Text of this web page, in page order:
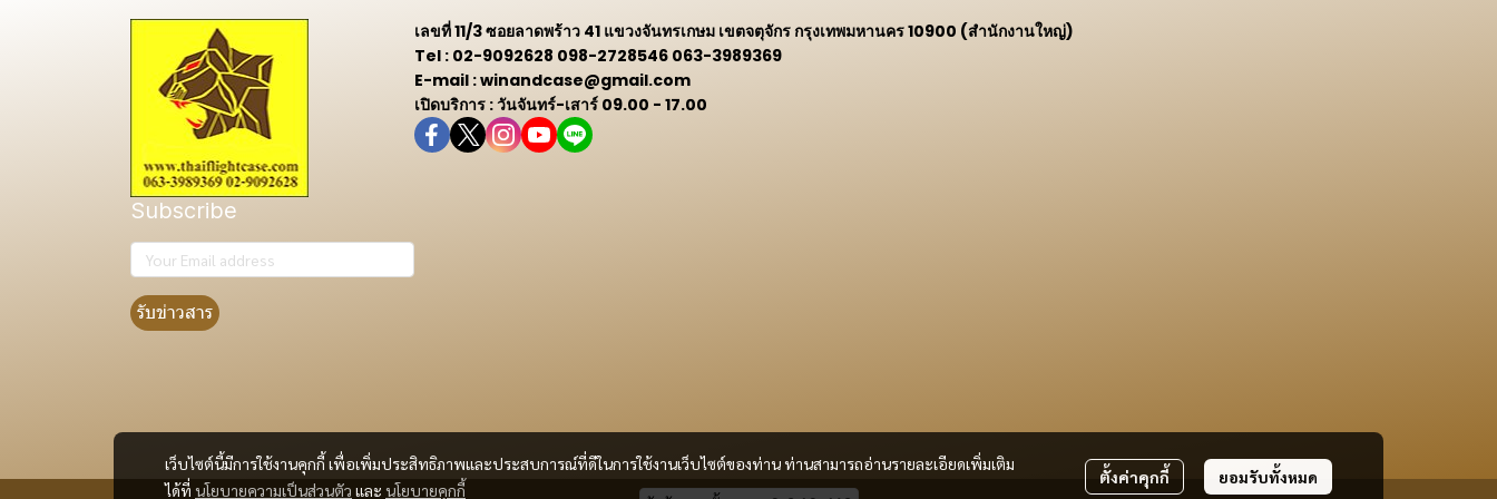
เว็บไซต์นี้มีการใช้งานคุกกี้ เพื่อเพิ่มประสิทธิภาพและประสบการณ์ที่ดีในการใช้งานเว็บไซต์ของท่าน ท่านสามารถอ่านรายละเอียดเพิ่มเติม
ได้ที่ นโยบายความเป็นส่วนตัว และ นโยบายคุกกี้
ตั้งค่าคุกกี้ ยอมรับทั้งหมด
Subscribe
รับข่าวสาร
เลขที่ 11/3 ซอยลาดพร้าว 41 แขวงจันทรเกษม เขตจตุจักร กรุงเทพมหานคร 10900 (สำนักงานใหญ่)
Tel : 02-9092628 098-2728546 063-3989369
E-mail : winandcase@gmail.com
เปิดบริการ : วันจันทร์-เสาร์ 09.00 - 17.00